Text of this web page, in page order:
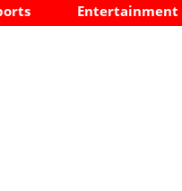
Entertainment